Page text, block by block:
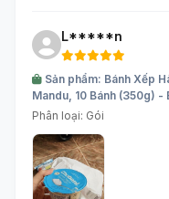
L*****n
Sản phẩm: Bánh Xếp
Mandu, 10 Bánh (350g) -
Phân loại: Gói